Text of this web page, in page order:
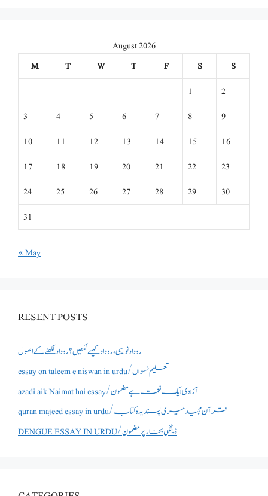
August 2026
M
T W T F S
S
1
2
3
4 5 6 7 8
9
10
11 12 13 14 15
16
17
18 19 20 21 22
23
24
25 26 27 28 29
30
31
« May
RESENT POSTS
روداد نویسی ،روداد کیسے لکھیں؟ روداد لکھنے کے اصول
essay on taleem e niswan in urdu/تعلیم نسواں
azadi aik Naimat hai essay/آزادی ایک نعمت ہے مضمون
quran majeed essay in urdu/قرآن مجید میری پسندیدہ کتاب
DENGUE ESSAY IN URDU/ڈینگی بخار پر مضمون